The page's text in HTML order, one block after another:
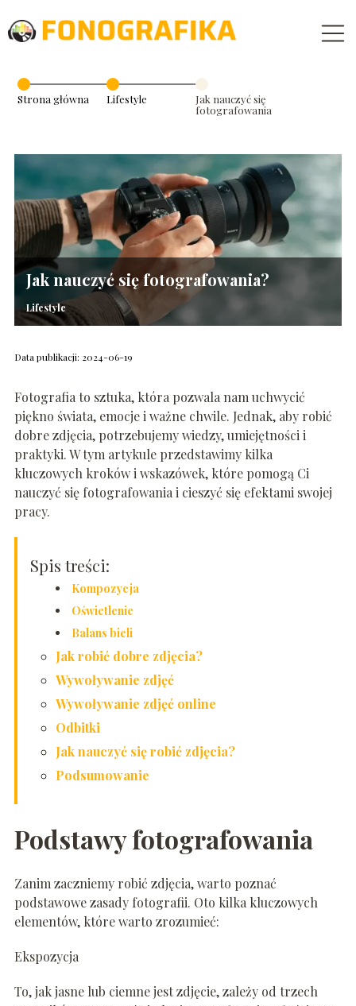
Strona główna Lifestyle
Jak nauczyć się
fotografowania?
Jak nauczyć się fotografowania?
Lifestyle
Data publikacji: 2024-06-19
Fotografia to sztuka, która pozwala nam uchwycić
piękno świata, emocje i ważne chwile. Jednak, aby robić
dobre zdjęcia, potrzebujemy wiedzy, umiejętności i
praktyki. W tym artykule przedstawimy kilka
kluczowych kroków i wskazówek, które pomogą Ci
nauczyć się fotografowania i cieszyć się efektami swojej
pracy.
Spis treści:
Kompozycja
Oświetlenie
Balans bieli
Jak robić dobre zdjęcia?
Wywoływanie zdjęć
Wywoływanie zdjęć online
Odbitki
Jak nauczyć się robić zdjęcia?
Podsumowanie
Podstawy fotografowania
Zanim zaczniemy robić zdjęcia, warto poznać
podstawowe zasady fotografii. Oto kilka kluczowych
elementów, które warto zrozumieć:
Ekspozycja
To, jak jasne lub ciemne jest zdjęcie, zależy od trzech